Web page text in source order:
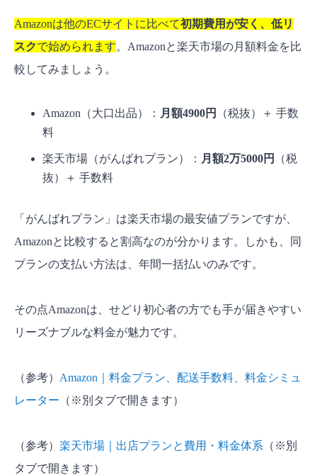
Amazonは他のECサイトに比べて初期費用が安く、低リ
スクで始められます。Amazonと楽天市場の月額料金を比
較してみましょう。
Amazon（大口出品）： 月額4900円
（税抜）＋ 手数
料
楽天市場（がんばれプラン）： 月額2万5000円
（税
抜）＋ 手数料
「がんばれプラン」は楽天市場の最安値プランですが、
Amazonと比較すると割高なのが分かります。しかも、同
プランの支払い方法は、年間一括払いのみです。
その点Amazonは、せどり初心者の方でも手が届きやすい
リーズナブルな料金が魅力です。
（参考） Amazon｜料金プラン、配送手数料、料金シミュ
レーター （※別タブで開きます）
（参考） 楽天市場｜出店プランと費用・料金体系 （※別
タブで開きます）